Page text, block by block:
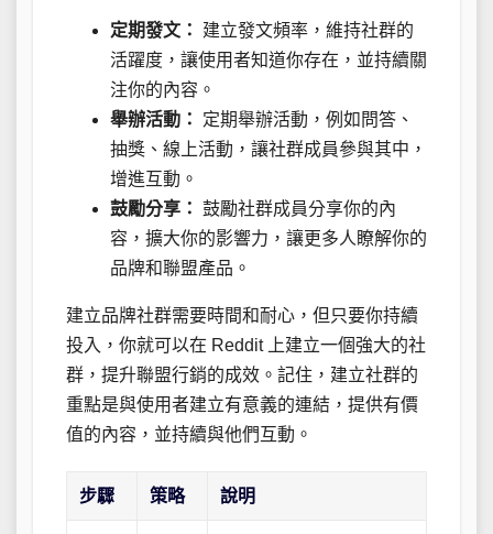
定期發文：
建立發文頻率，維持社群的
活躍度，讓使用者知道你存在，並持續關
注你的內容。
舉辦活動：
定期舉辦活動，例如問答、
抽獎、線上活動，讓社群成員參與其中，
增進互動。
鼓勵分享： 鼓勵社群成員分享你的內
容，擴大你的影響力，讓更多人瞭解你的
品牌和聯盟產品。
建立品牌社群需要時間和耐心，但只要你持續
投入，你就可以在 Reddit 上建立一個強大的社
群，提升聯盟行銷的成效。記住，建立社群的
重點是與使用者建立有意義的連結，提供有價
值的內容，並持續與他們互動。
步驟 策略 說明